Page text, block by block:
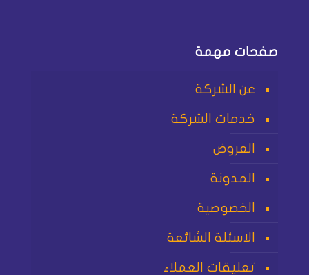
صفحات مهمة
عن الشركة
خدمات الشركة
العروض
المدونة
الخصوصية
الاسئلة الشائعة
تعليقات العملاء